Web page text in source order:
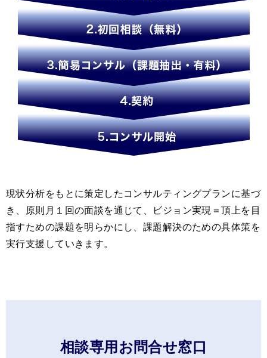
現状分析をもとに策定したコンサルティングプランに基づ
き、原則月１回の面談を通じて、
ビジョン実現＝頂上を目
指すための課題を明らかにし、課題解決のための具体策を
実行支援していきます。
相談専用お問合せ窓口